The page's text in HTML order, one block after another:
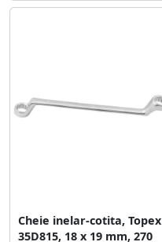
Cheie inelar-cotita, Topex
35D815, 18 x 19 mm, 270